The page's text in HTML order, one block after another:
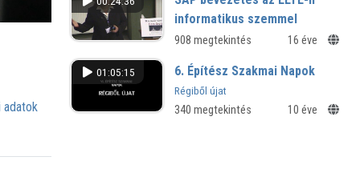
adatok
informatikus szemmel
908 megtekintés 16 éve
01:05:15 6. Építész Szakmai Napok
Régiből újat
340 megtekintés 10 éve